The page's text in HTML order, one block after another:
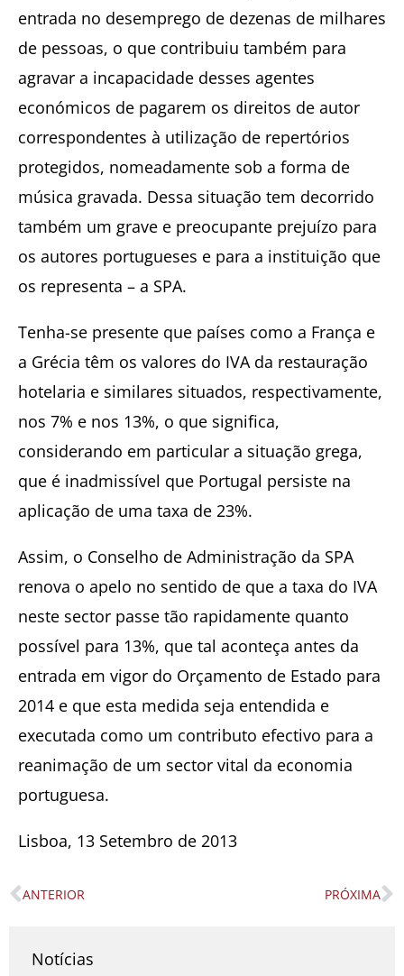
entrada no desemprego de dezenas de milhares
de pessoas, o que contribuiu também para
agravar a incapacidade desses agentes
económicos de pagarem os direitos de autor
correspondentes à utilização de repertórios
protegidos, nomeadamente sob a forma de
música gravada. Dessa situação tem decorrido
também um grave e preocupante prejuízo para
os autores portugueses e para a instituição que
os representa – a SPA.
Tenha-se presente que países como a França e
a Grécia têm os valores do IVA da restauração
hotelaria e similares situados, respectivamente,
nos 7% e nos 13%, o que significa,
considerando em particular a situação grega,
que é inadmissível que Portugal persiste na
aplicação de uma taxa de 23%.
Assim, o Conselho de Administração da SPA
renova o apelo no sentido de que a taxa do IVA
neste sector passe tão rapidamente quanto
possível para 13%, que tal aconteça antes da
entrada em vigor do Orçamento de Estado para
2014 e que esta medida seja entendida e
executada como um contributo efectivo para a
reanimação de um sector vital da economia
portuguesa.
Lisboa, 13 Setembro de 2013
Prev
ANTERIOR PRÓXIMA
Notícias